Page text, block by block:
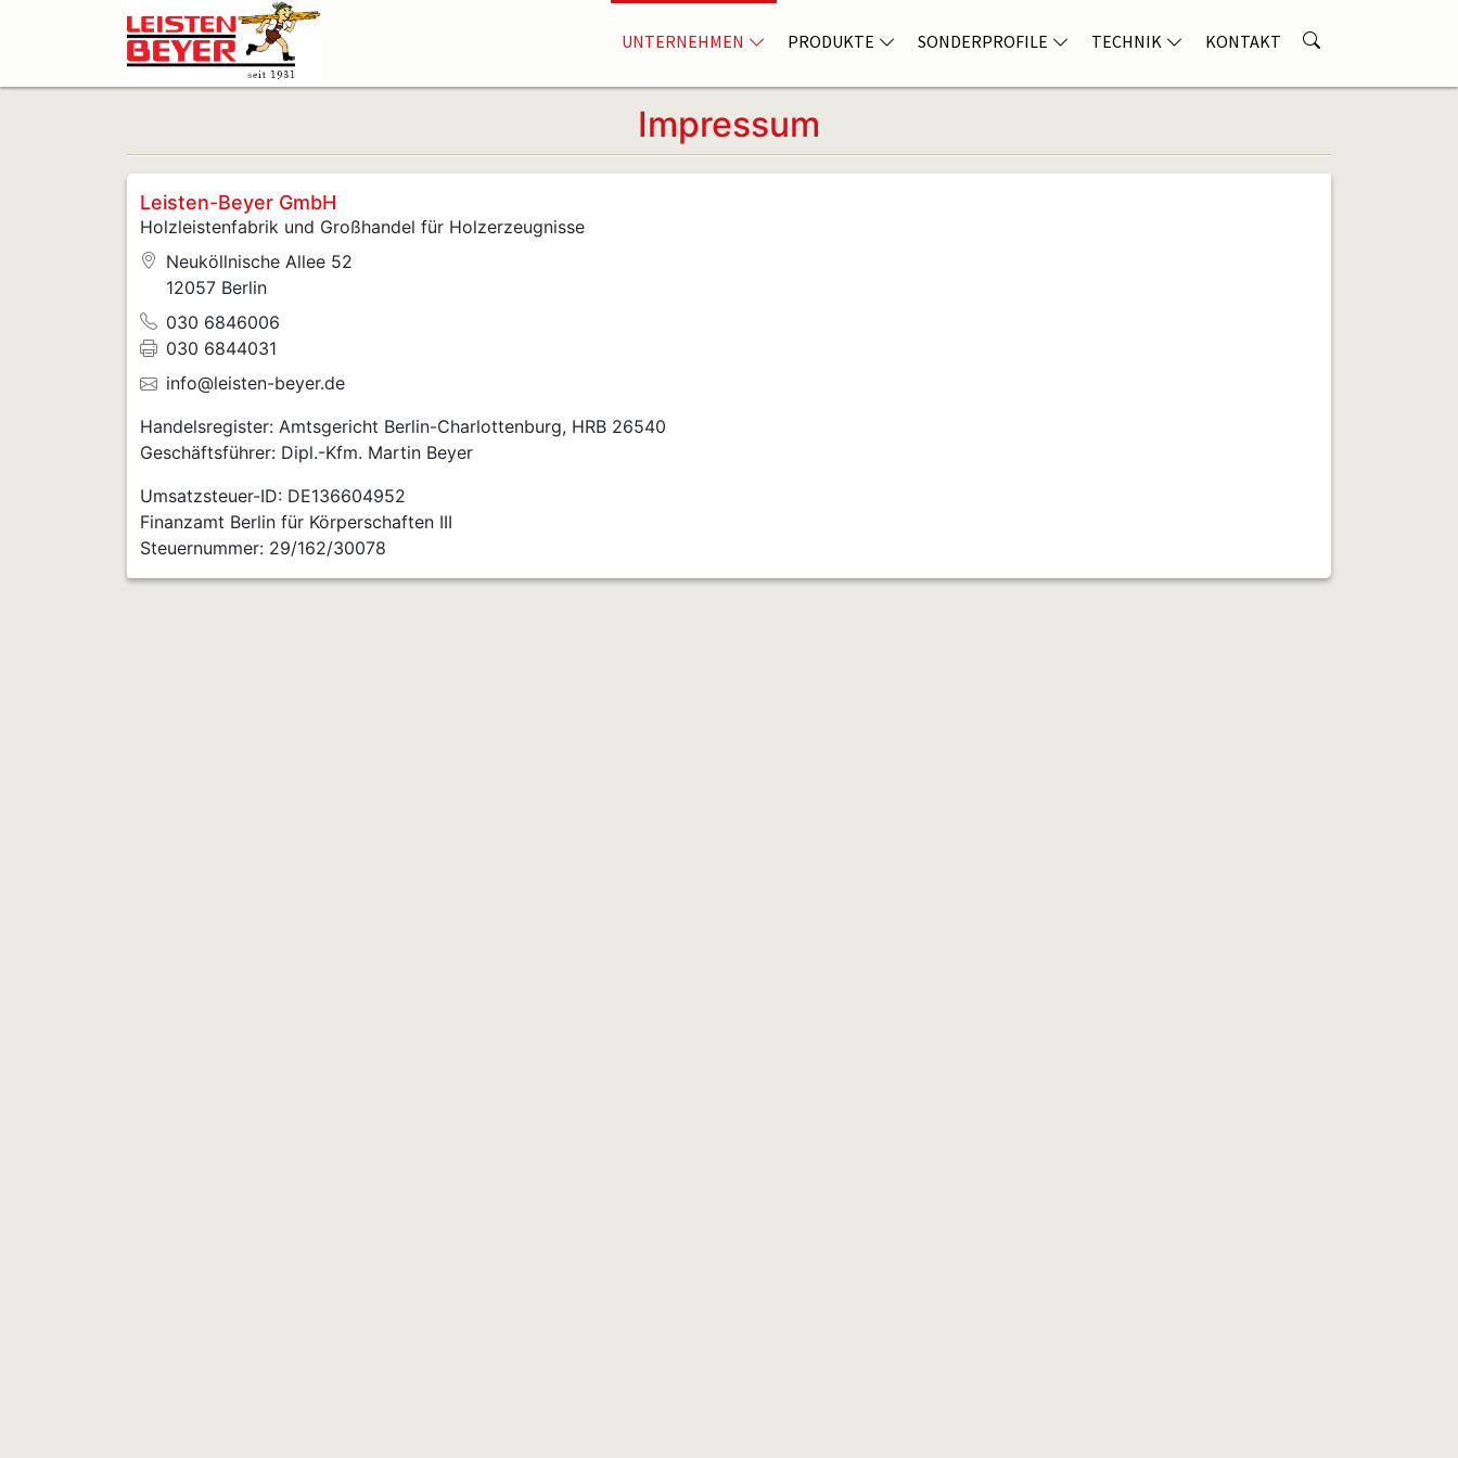
UNTERNEHMEN PRODUKTE SONDERPROFILE TECHNIK KONTAKT
Impressum
Leisten-Beyer GmbH
Holzleistenfabrik und Großhandel für Holzerzeugnisse
Neuköllnische Allee 52
12057 Berlin
030 6846006
030 6844031
info@leisten-beyer.de
Handelsregister: Amtsgericht Berlin-Charlottenburg, HRB 26540
Geschäftsführer: Dipl.-Kfm. Martin Beyer
Umsatzsteuer-ID: DE136604952
Finanzamt Berlin für Körperschaften III
Steuernummer: 29/162/30078